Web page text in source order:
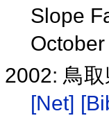
Slope
2002: 鳥
[Net]